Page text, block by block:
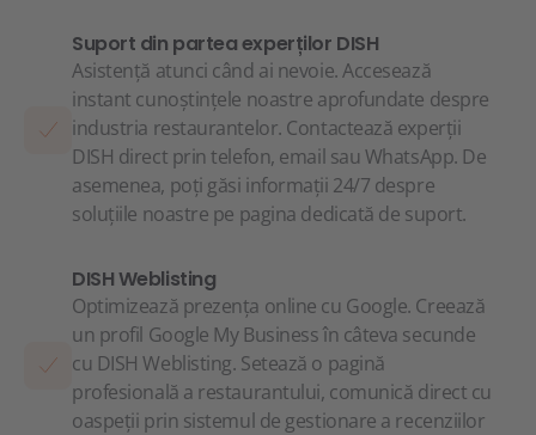
Suport din partea experților DISH
Asistență atunci când ai nevoie. Accesează
instant cunoștințele noastre aprofundate despre
industria restaurantelor. Contactează experții
DISH direct prin telefon, email sau WhatsApp. De
asemenea, poți găsi informații 24/7 despre
soluțiile noastre pe pagina dedicată de suport.
DISH Weblisting
Optimizează prezența online cu Google. Creează
un profil Google My Business în câteva secunde
cu DISH Weblisting. Setează o pagină
profesională a restaurantului, comunică direct cu
oaspeții prin sistemul de gestionare a recenziilor